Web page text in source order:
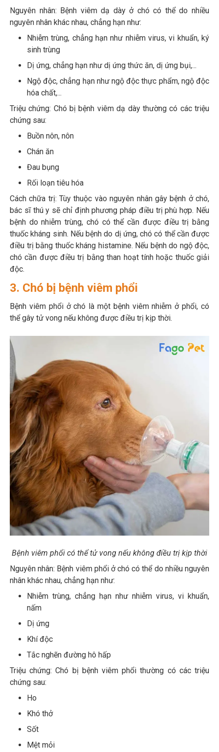
Nguyên nhân: Bệnh viêm dạ dày ở chó có thể do nhiều
nguyên nhân khác nhau, chẳng hạn như:
Nhiễm trùng, chẳng hạn như nhiễm virus, vi khuẩn, ký
sinh trùng
Dị ứng, chẳng hạn như dị ứng thức ăn, dị ứng bụi,...
Ngộ độc, chẳng hạn như ngộ độc thực phẩm, ngộ độc
hóa chất,...
Triệu chứng: Chó bị bệnh viêm dạ dày thường có các triệu
chứng sau:
Buồn nôn, nôn
Chán ăn
Đau bụng
Rối loạn tiêu hóa
Cách chữa trị: Tùy thuộc vào nguyên nhân gây bệnh ở chó,
bác sĩ thú y sẽ chỉ định phương pháp điều trị phù hợp. Nếu
bệnh do nhiễm trùng, chó có thể cần được điều trị bằng
thuốc kháng sinh. Nếu bệnh do dị ứng, chó có thể cần được
điều trị bằng thuốc kháng histamine. Nếu bệnh do ngộ độc,
chó cần được điều trị bằng than hoạt tính hoặc thuốc giải
độc.
3. Chó bị bệnh viêm phổi
Bệnh viêm phổi ở chó là một bệnh viêm nhiễm ở phổi, có
thể gây tử vong nếu không được điều trị kịp thời.
Bệnh viêm phổi có thể tử vong nếu không điều trị kịp thời
Nguyên nhân: Bệnh viêm phổi ở chó có thể do nhiều nguyên
nhân khác nhau, chẳng hạn như:
Nhiễm trùng, chẳng hạn như nhiễm virus, vi khuẩn,
nấm
Dị ứng
Khí độc
Tắc nghẽn đường hô hấp
Triệu chứng: Chó bị bệnh viêm phổi thường có các triệu
chứng sau:
Ho
Khó thở
Sốt
Mệt mỏi